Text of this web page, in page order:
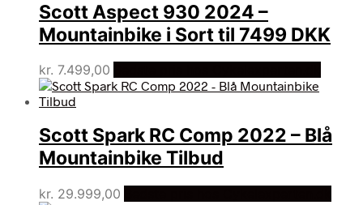
Scott Aspect 930 2024 –
Mountainbike i Sort til 7499 DKK
kr. 7.499,00
Scott Spark RC Comp 2022 – Blå
Mountainbike Tilbud
kr. 29.999,00